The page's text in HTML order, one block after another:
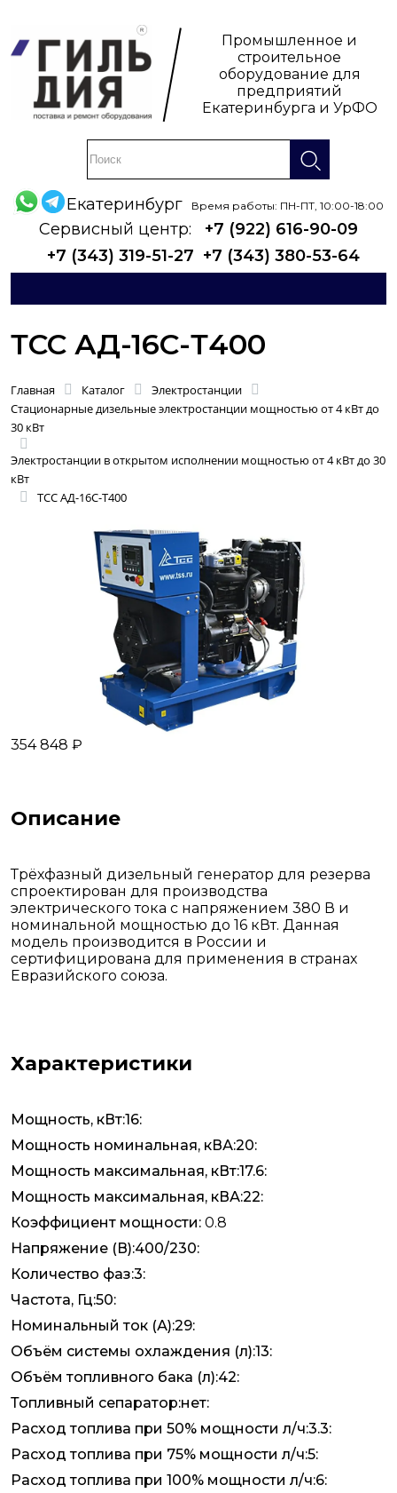
Промышленное и
строительное
оборудование для
предприятий
Екатеринбурга и УрФО
Екатеринбург Время работы: ПН-ПТ, 10:00-18:00
Сервисный центр:
+7 (922) 616-90-09
+7 (343) 319-51-27 +7 (343) 380-53-64
ТСС АД-16С-Т400
Главная Каталог
Электростанции
Стационарные дизельные электростанции мощностью от 4 кВт до
30 кВт
Электростанции в открытом исполнении мощностью от 4 кВт до 30
кВт
ТСС АД-16С-Т400
354 848 ₽
Описание
Трёхфазный дизельный генератор для резерва
спроектирован для производства
электрического тока с напряжением 380 В и
номинальной мощностью до 16 кВт. Данная
модель производится в России и
сертифицирована для применения в странах
Евразийского союза.
Характеристики
Мощность, кВт:16:
Мощность номинальная, кВА:20:
Мощность максимальная, кВт:17.6:
Мощность максимальная, кВА:22:
Коэффициент мощности: 0.8
Напряжение (В):400/230:
Количество фаз:3:
Частота, Гц:50:
Номинальный ток (А):29:
Объём системы охлаждения (л):13:
Объём топливного бака (л):42:
Топливный сепаратор:нет:
Расход топлива при 50% мощности л/ч:3.3:
Расход топлива при 75% мощности л/ч:5:
Расход топлива при 100% мощности л/ч:6: